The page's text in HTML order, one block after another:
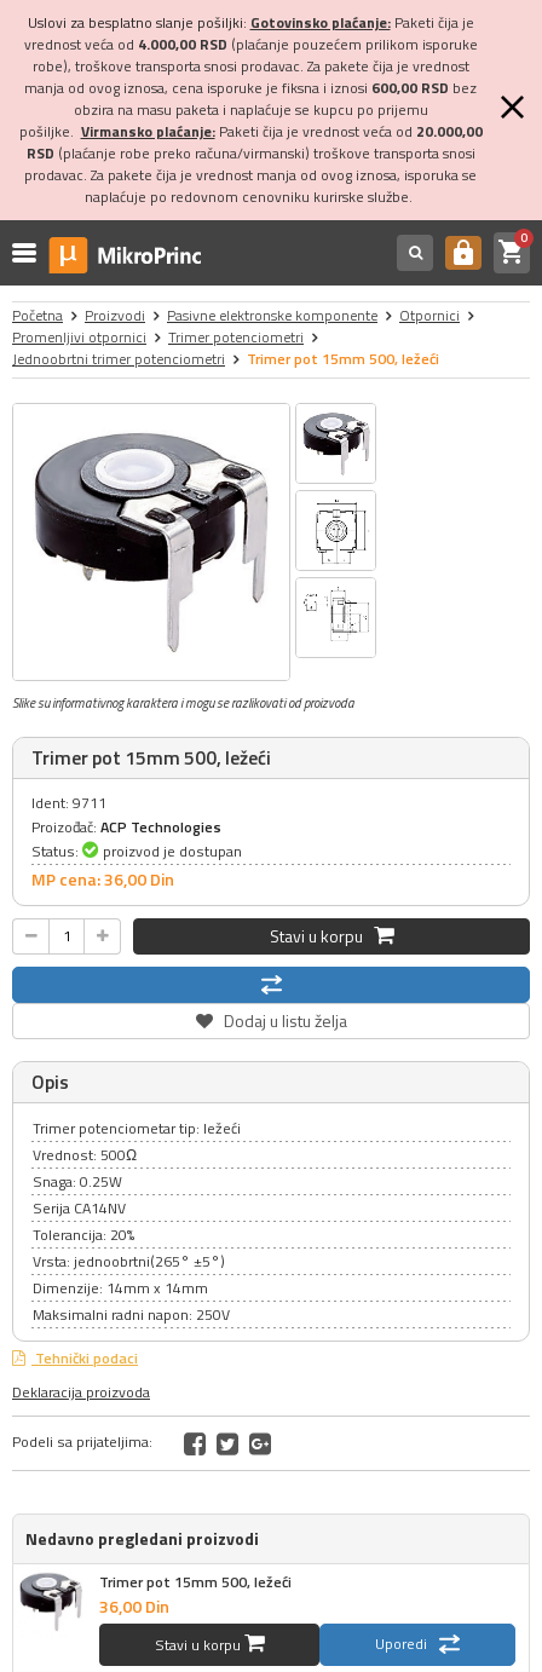
Uslovi za besplatno slanje pošiljki: Gotovinsko plaćanje:Paketi čija je
vrednost veća od 4.000,00 RSD (plaćanje pouzećem prilikom isporuke
robe), troškove transporta snosi prodavac. Za pakete čija je vrednost
manja od ovog iznosa, cena isporuke je fiksna i iznosi 600,00 RSD bez
obzira na masu paketa i naplaćuje se kupcu po prijemu
pošiljke. Virmansko plaćanje:Paketi čija je vrednost veća od 20.000,00
RSD (plaćanje robe preko računa/virmanski) troškove transporta snosi
prodavac. Za pakete čija je vrednost manja od ovog iznosa, isporuka se
naplaćuje po redovnom cenovniku kurirske službe.
https shopping_cart0
Početna Proizvodi Pasivne elektronske komponente
Otpornici
Promenljivi otpornici
Trimer potenciometri
Jednoobrtni trimer potenciometri
Trimer pot 15mm 500, ležeći
Slike su informativnog karaktera i mogu se razlikovati od proizvoda
Trimer pot 15mm 500, ležeći
Ident: 9711
Proizođač: ACP Technologies
Status:
proizvod je dostupan
MP cena: 36,00Din
Stavi u korpu
Dodaj u listu želja
Opis
Trimer potenciometar tip: ležeći
Vrednost: 500Ω
Snaga: 0.25W
Serija CA14NV
Tolerancija: 20%
Vrsta: jednoobrtni(265° ±5°)
Dimenzije: 14mm x 14mm
Maksimalni radni napon: 250V
Tehnički podaci
Deklaracija proizvoda
Podeli sa prijateljima:
Nedavno pregledani proizvodi
Trimer pot 15mm 500, ležeći
36,00Din
Stavi u korpu Uporedi